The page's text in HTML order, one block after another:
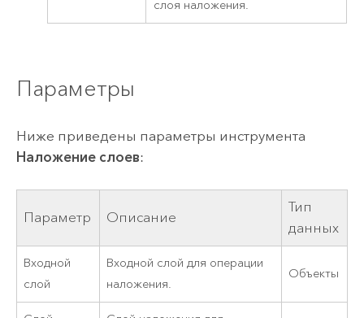
слоя наложения.
Параметры
Ниже приведены параметры инструмента
Наложение слоев:
Параметр Описание
Тип
данных
Входной
слой
Входной слой для операции
наложения.
Объекты